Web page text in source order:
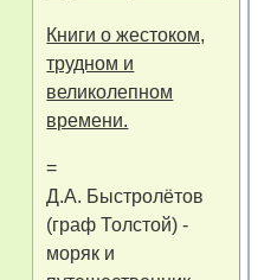
Книги о жестоком,
трудном и
великолепном
времени.
=
Д.А. Быстролётов
(граф Толстой) -
моряк и